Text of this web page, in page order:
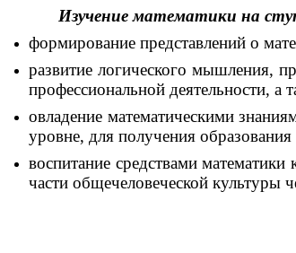
Изучение математики на
формирование представлений о
развитие логического мышления,
профессиональной деятельности,
овладение математическими
уровне, для получения
воспитание средствами
части общечеловеческой культуры